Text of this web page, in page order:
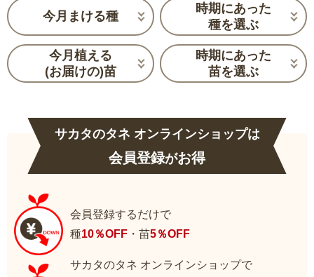
今月まける種
時期にあった
種を選ぶ
今月植える
(お届けの)苗
時期にあった
苗を選ぶ
サカタのタネ オンラインショップは
会員登録がお得
会員登録するだけで
種10％OFF ・苗5％OFF
サカタのタネ オンラインショップで